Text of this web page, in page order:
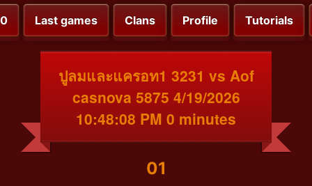
Last games Clans Profile Tutorials
ปูลมและแครอท1 3231 vs Aof
casnova 5875 4/19/2026
10:48:08 PM 0 minutes
01